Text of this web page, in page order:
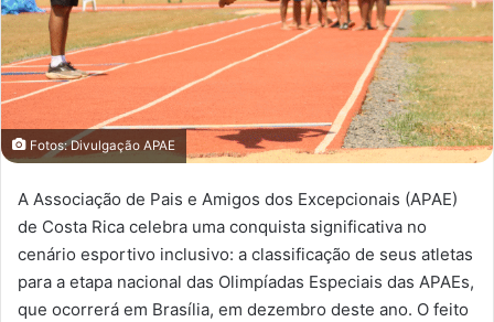
Fotos: Divulgação APAE
A Associação de Pais e Amigos dos Excepcionais (APAE)
de Costa Rica celebra uma conquista significativa no
cenário esportivo inclusivo: a classificação de seus atletas
para a etapa nacional das Olimpíadas Especiais das APAEs,
que ocorrerá em Brasília, em dezembro deste ano. O feito